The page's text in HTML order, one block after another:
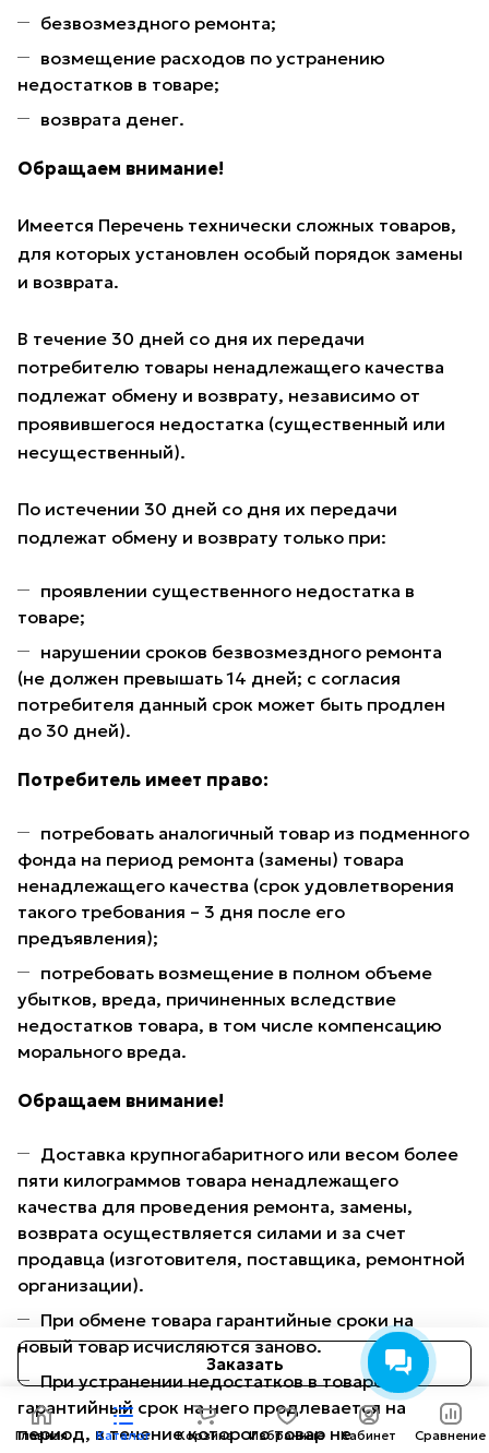
Заказать
безвозмездного ремонта;
возмещение расходов по устранению
недостатков в товаре;
возврата денег.
Обращаем внимание!
Имеется Перечень технически сложных товаров,
для которых установлен особый порядок замены
и возврата.
В течение 30 дней со дня их передачи
потребителю товары ненадлежащего качества
подлежат обмену и возврату, независимо от
проявившегося недостатка (существенный или
несущественный).
По истечении 30 дней со дня их передачи
подлежат обмену и возврату только при:
проявлении существенного недостатка в
товаре;
нарушении сроков безвозмездного ремонта
(не должен превышать 14 дней; с согласия
потребителя данный срок может быть продлен
до 30 дней).
Потребитель имеет право:
потребовать аналогичный товар из подменного
фонда на период ремонта (замены) товара
ненадлежащего качества (срок удовлетворения
такого требования – 3 дня после его
предъявления);
потребовать возмещение в полном объеме
убытков, вреда, причиненных вследствие
недостатков товара, в том числе компенсацию
морального вреда.
Обращаем внимание!
Доставка крупногабаритного или весом более
пяти килограммов товара ненадлежащего
качества для проведения ремонта, замены,
возврата осуществляется силами и за счет
продавца (изготовителя, поставщика, ремонтной
организации).
При обмене товара гарантийные сроки на
новый товар исчисляются заново.
При устранении недостатков в товаре
гарантийный срок на него продлевается на
период, в течение которого товар не
Главная Каталог Корзина Избранные Кабинет Сравнение